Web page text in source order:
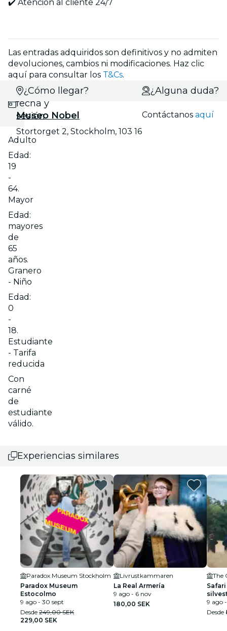
✔️ Atención al cliente 24/7
Las entradas adquiridos son definitivos y no admiten
devoluciones, cambios ni modificaciones. Haz clic
aquí para consultar los T&Cs.
Selecciona
fecha y
sesión
Adulto
Edad:
19
-
64.
Mayor
Edad:
mayores
de
65
años.
Granero
- Niño
Edad:
0
-
18.
Estudiante
- Tarifa
reducida
Con
carné
de
estudiante
válido.
¿Cómo llegar?
Museo Nobel
Stortorget 2, Stockholm, 103 16
¿Alguna duda?
Contáctanosaquí
Experiencias similares
Paradox Museum Stockholm
Paradox Museum
Estocolmo
9 ago - 30 sept
Desde 249,00 SEK
229,00 SEK
Livrustkammaren
La Real Armería
9 ago - 6 nov
180,00 SEK
The
9 ago
Desde